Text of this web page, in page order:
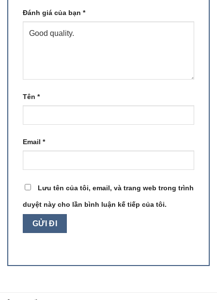
Đánh giá của bạn *
Tên *
Email *
Lưu tên của tôi, email, và trang web trong trình
duyệt này cho lần bình luận kế tiếp của tôi.